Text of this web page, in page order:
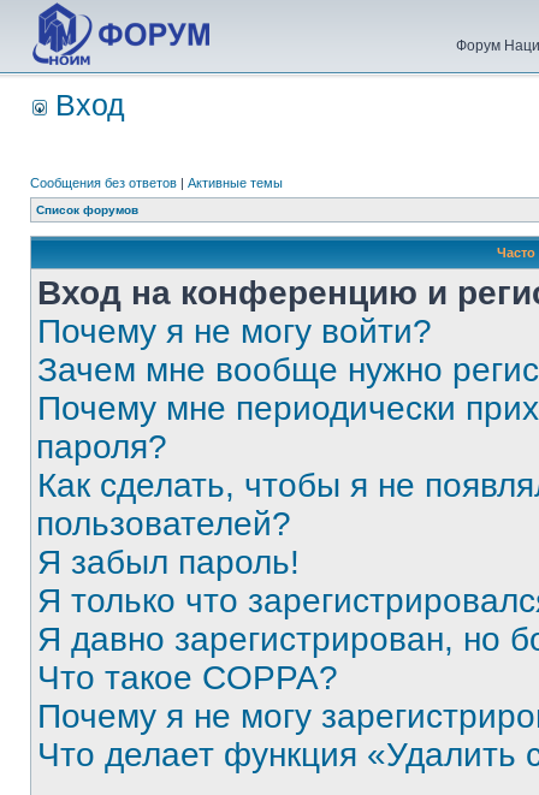
Форум
Вход
Сообщения без ответов | Активные темы
Список форумов
Вход на конференцию и
Почему я не могу войти?
Зачем мне вообще нужно
Почему мне периодически
пароля?
Как сделать, чтобы я не
пользователей?
Я забыл пароль!
Я только что
Я давно зарегистрирован, но
Что такое COPPA?
Почему я не могу
Что делает функция «Удалить